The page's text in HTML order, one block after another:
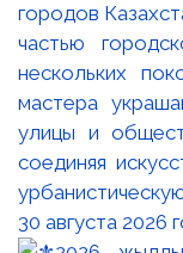
городов
частью
нескольких
мастера
улицы и
соединяя
30 августа 2026